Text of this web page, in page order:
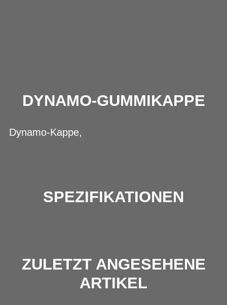
DYNAMO-GUMMIKAPPE
Dynamo-Kappe,
SPEZIFIKATIONEN
ZULETZT ANGESEHENE
ARTIKEL